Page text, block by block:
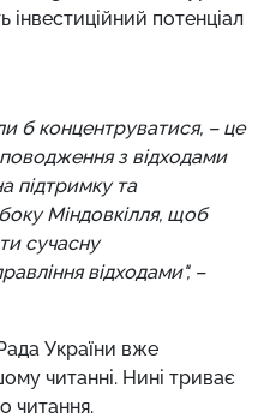
інвестиційний потенціал
б концентруватися, – це
з відходами
підтримку та
Міндовкілля, щоб
сучасну
відходами", –
України вже
читанні. Нині триває
читання.